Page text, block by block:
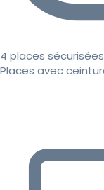
4 places sécurisées
Places avec